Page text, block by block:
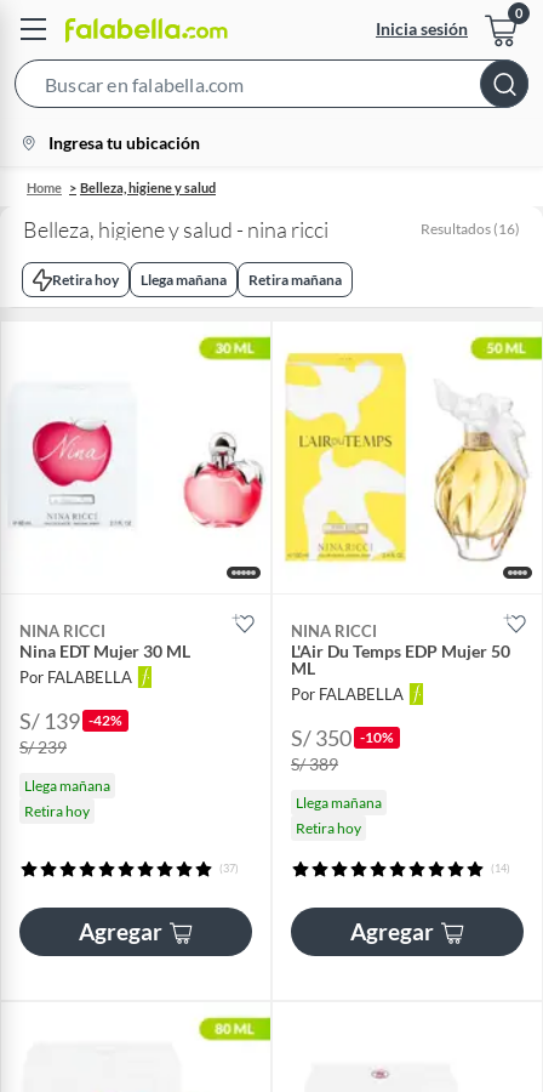
Inicia sesión
Bar
location-
icon
Ingresa tu ubicación
Home Belleza, higiene y salud
Belleza, higiene y salud - nina ricci Resultados (16)
Retira hoy Llega mañana Retira mañana
NINA RICCI
Nina EDT Mujer 30 ML
Por FALABELLA
S/ 139 -42%
S/ 239
Llega mañana
Retira hoy
(37)
Agregar
NINA RICCI
L'Air Du Temps EDP Mujer 50
ML
Por FALABELLA
S/ 350 -10%
S/ 389
Llega mañana
Retira hoy
(14)
Agregar